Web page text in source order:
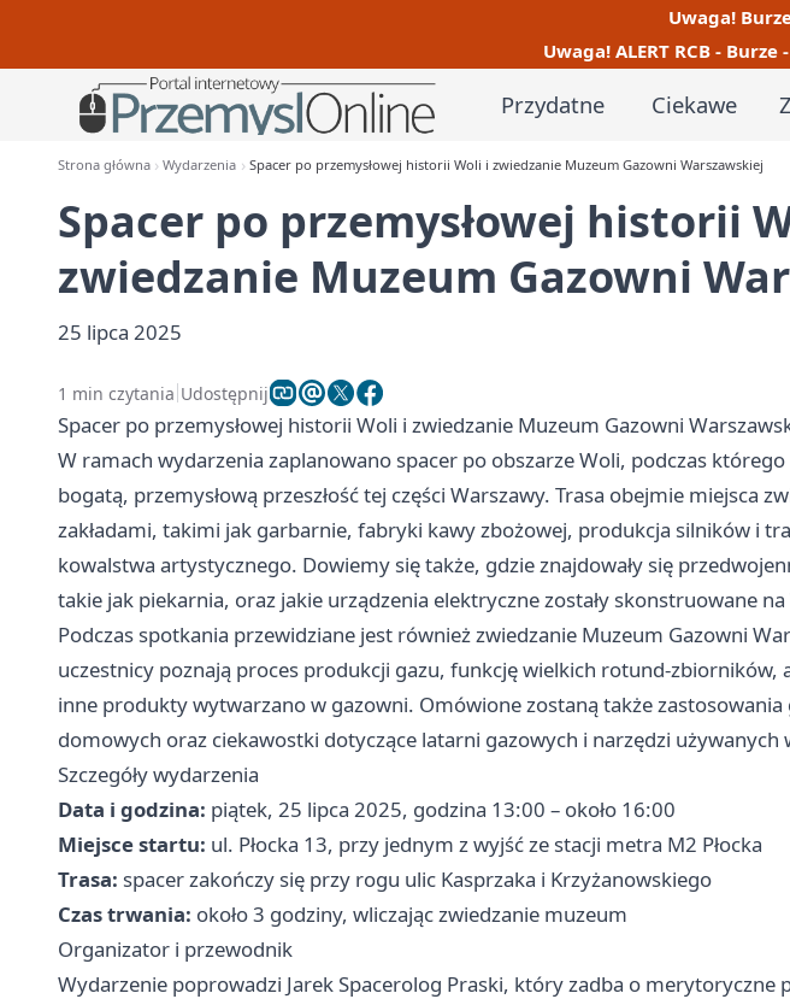
Uwaga!
Uwaga! ALERT RCB -
Przydatne Ciekawe
Strona główna Wydarzenia Spacer po przemysłowej historii Woli i zwiedzanie Muzeum Gazowni Warszawskiej
Spacer po przemysłowej historii
zwiedzanie Muzeum Gazowni
25 lipca 2025
1 min czytania Udostępnij
Spacer po przemysłowej historii Woli i zwiedzanie Muzeum Gazowni
W ramach wydarzenia zaplanowano spacer po obszarze Woli, podczas
bogatą, przemysłową przeszłość tej części Warszawy. Trasa obejmie miejsca
zakładami, takimi jak garbarnie, fabryki kawy zbożowej, produkcja silników i
kowalstwa artystycznego. Dowiemy się także, gdzie znajdowały się
takie jak piekarnia, oraz jakie urządzenia elektryczne zostały skonstruowane
Podczas spotkania przewidziane jest również zwiedzanie Muzeum Gazowni
uczestnicy poznają proces produkcji gazu, funkcję wielkich rotund-zbiorników,
inne produkty wytwarzano w gazowni. Omówione zostaną także zastosowania
domowych oraz ciekawostki dotyczące latarni gazowych i narzędzi używanych
Szczegóły wydarzenia
Data i godzina: piątek, 25 lipca 2025, godzina 13:00 – około 16:00
Miejsce startu: ul. Płocka 13, przy jednym z wyjść ze stacji metra M2 Płocka
Trasa: spacer zakończy się przy rogu ulic Kasprzaka i Krzyżanowskiego
Czas trwania: około 3 godziny, wliczając zwiedzanie muzeum
Organizator i przewodnik
Wydarzenie poprowadzi Jarek Spacerolog Praski, który zadba o merytoryczne